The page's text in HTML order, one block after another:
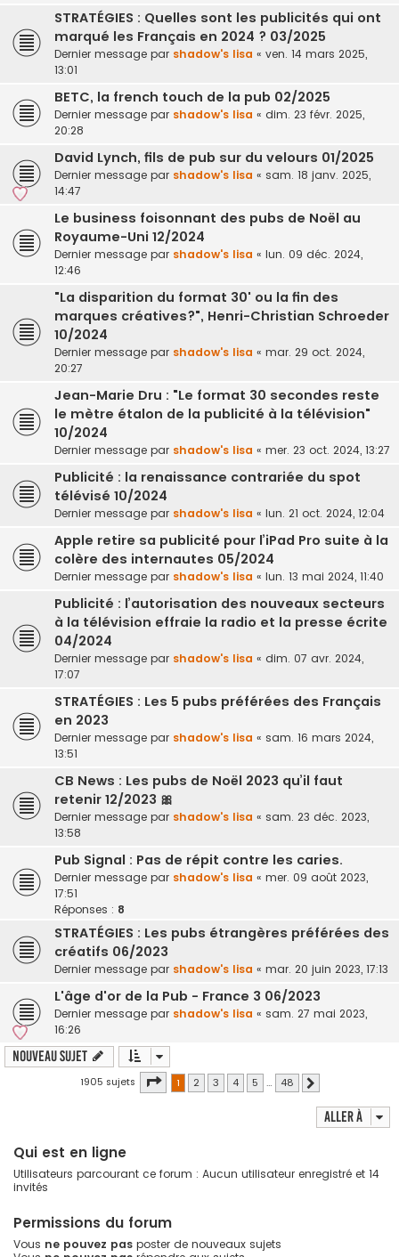
STRATÉGIES : Quelles sont les publicités qui ont
marqué les Français en 2024 ? 03/2025
Dernier message par shadow's lisa « ven. 14 mars 2025,
13:01
BETC, la french touch de la pub 02/2025
Dernier message par shadow's lisa « dim. 23 févr. 2025,
20:28
David Lynch, fils de pub sur du velours 01/2025
Dernier message par shadow's lisa « sam. 18 janv. 2025,
14:47
Le business foisonnant des pubs de Noël au
Royaume-Uni 12/2024
Dernier message par shadow's lisa « lun. 09 déc. 2024,
12:46
"La disparition du format 30' ou la fin des
marques créatives?", Henri-Christian Schroeder
10/2024
Dernier message par shadow's lisa « mar. 29 oct. 2024,
20:27
Jean-Marie Dru : "Le format 30 secondes reste
le mètre étalon de la publicité à la télévision"
10/2024
Dernier message par shadow's lisa « mer. 23 oct. 2024, 13:27
Publicité : la renaissance contrariée du spot
télévisé 10/2024
Dernier message par shadow's lisa « lun. 21 oct. 2024, 12:04
Apple retire sa publicité pour l’iPad Pro suite à la
colère des internautes 05/2024
Dernier message par shadow's lisa « lun. 13 mai 2024, 11:40
Publicité : l’autorisation des nouveaux secteurs
à la télévision effraie la radio et la presse écrite
04/2024
Dernier message par shadow's lisa « dim. 07 avr. 2024,
17:07
STRATÉGIES : Les 5 pubs préférées des Français
en 2023
Dernier message par shadow's lisa « sam. 16 mars 2024,
13:51
CB News : Les pubs de Noël 2023 qu’il faut
retenir 12/2023 🎀
Dernier message par shadow's lisa « sam. 23 déc. 2023,
13:58
Pub Signal : Pas de répit contre les caries.
Dernier message par shadow's lisa « mer. 09 août 2023,
17:51
Réponses : 8
STRATÉGIES : Les pubs étrangères préférées des
créatifs 06/2023
Dernier message par shadow's lisa « mar. 20 juin 2023, 17:13
L'âge d'or de la Pub - France 3 06/2023
Dernier message par shadow's lisa « sam. 27 mai 2023,
16:26
Nouveau sujet
1905 sujets Page 1sur48
1 2 3 4 5 … 48
Aller à
Qui est en ligne
Utilisateurs parcourant ce forum : Aucun utilisateur enregistré et 14
invités
Permissions du forum
Vous ne pouvez pas poster de nouveaux sujets